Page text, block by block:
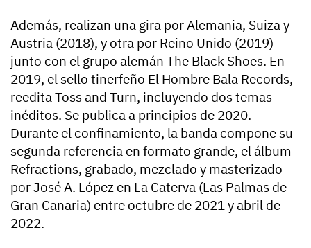
Además, realizan una gira por Alemania, Suiza y
Austria (2018), y otra por Reino Unido (2019)
junto con el grupo alemán The Black Shoes. En
2019, el sello tinerfeño El Hombre Bala Records,
reedita Toss and Turn, incluyendo dos temas
inéditos. Se publica a principios de 2020.
Durante el confinamiento, la banda compone su
segunda referencia en formato grande, el álbum
Refractions, grabado, mezclado y masterizado
por José A. López en La Caterva (Las Palmas de
Gran Canaria) entre octubre de 2021 y abril de
2022.